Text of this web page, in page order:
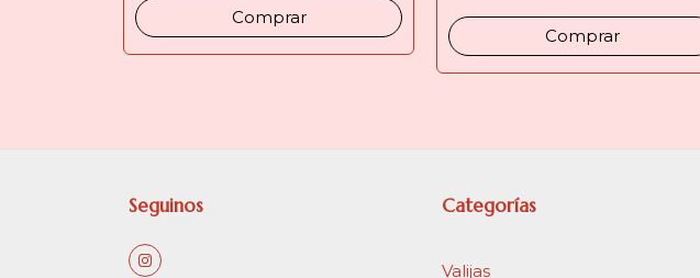
Comprar
Comprar
Seguinos Categorías
Valijas